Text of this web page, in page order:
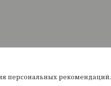
персональных рекомендаций.